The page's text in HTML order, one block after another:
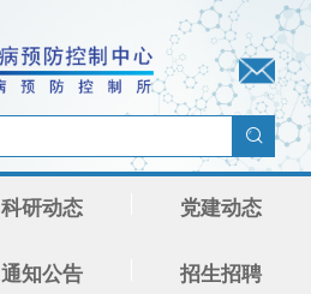
科研动态 党建动态
通知公告 招生招聘